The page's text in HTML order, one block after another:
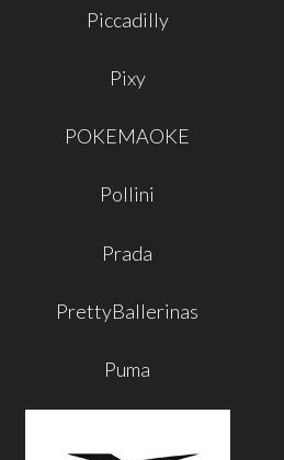
Piccadilly
Pixy
POKEMAOKE
Pollini
Prada
PrettyBallerinas
Puma